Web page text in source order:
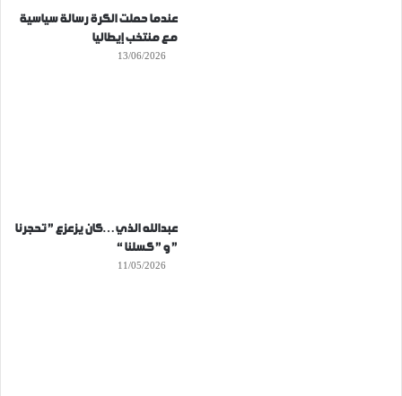
عندما حملت الكرة رسالة سياسية
مع منتخب إيطاليا
13/06/2026
عبدالله الذي…كان يزعزع ” تحجرنا
” و ” كسلنا “
11/05/2026